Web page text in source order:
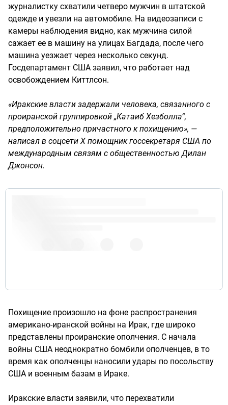
журналистку схватили четверо мужчин в штатской
одежде и увезли на автомобиле. На видеозаписи с
камеры наблюдения видно, как мужчина силой
сажает ее в машину на улицах Багдада, после чего
машина уезжает через несколько секунд.
Госдепартамент США заявил, что работает над
освобождением Киттлсон.
«Иракские власти задержали человека, связанного с
проиранской группировкой „Катаиб Хезболла“,
предположительно причастного к похищению», —
написал в соцсети X помощник госсекретаря США по
международным связям с общественностью Дилан
Джонсон.
pic.twitter.com/4vgwrowCCA
Похищение произошло на фоне распространения
американо-иранской войны на Ирак, где широко
представлены проиранские ополчения. С начала
войны США неоднократно бомбили ополченцев, в то
время как ополченцы наносили удары по посольству
США и военным базам в Ираке.
Иракские власти заявили, что перехватили